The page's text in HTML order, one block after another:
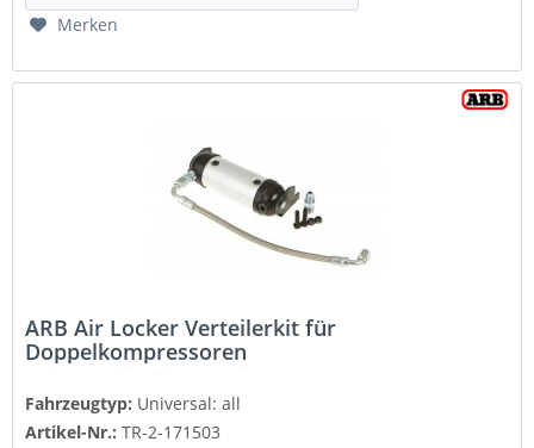
Merken
ARB Air Locker Verteilerkit für
Doppelkompressoren
Fahrzeugtyp: Universal: all
Artikel-Nr.:TR-2-171503